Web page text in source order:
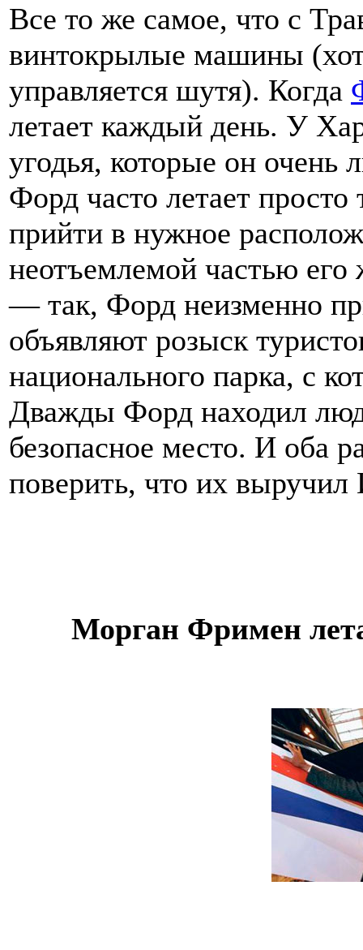
Все то же самое, что с
винтокрылые машины
управляется шутя). Когда
летает каждый день. У
угодья, которые он очень
Форд часто летает просто
прийти в нужное
неотъемлемой частью
— так, Форд неизменно
объявляют розыск
национального парка, с
Дважды Форд находил
безопасное место. И оба
поверить, что их
Морган Фримен